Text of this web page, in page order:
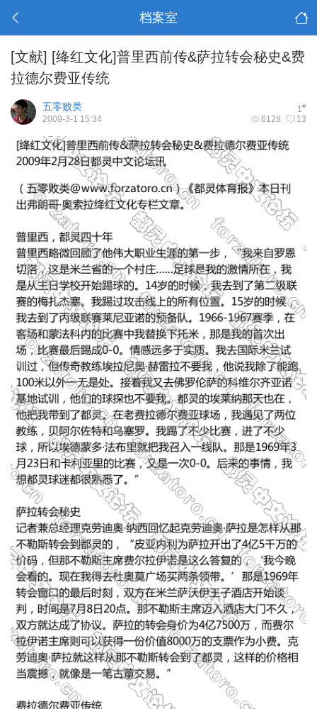
档案室
[文献] [绛红文化]普里西前传&萨拉转会秘史&费
拉德尔费亚传统
1#
五零败类
6128 13
2009-3-1 15:34